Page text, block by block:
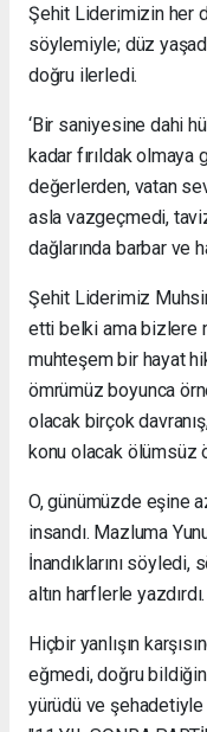
Şehit Liderimizin her
söylemiyle; düz
doğru ilerledi.
‘Bir saniyesine dahi
kadar fırıldak olmaya
değerlerden, vatan
asla vazgeçmedi,
dağlarında barbar ve
Şehit Liderimiz
etti belki ama bizlere
muhteşem bir hayat
ömrümüz boyunca
olacak birçok
konu olacak ölümsüz
O, günümüzde eşine
insandı. Mazluma
İnandıklarını söyledi,
altın harflerle yazdırdı.
Hiçbir yanlışın
eğmedi, doğru
yürüdü ve